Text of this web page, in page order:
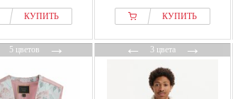
КУПИТЬ КУПИТЬ
5 цветов→ ←3 цвета→